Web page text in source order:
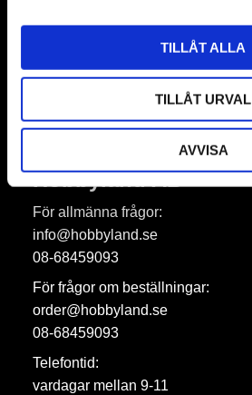
TILLÅT ALLA
TILLÅT URVAL
AVVISA
Prenumerera
Hobbyland AB
För allmänna frågor:
info@hobbyland.se
08-68459093
För frågor om beställningar:
order@hobbyland.se
08-68459093
Telefontid:
vardagar mellan 9-11